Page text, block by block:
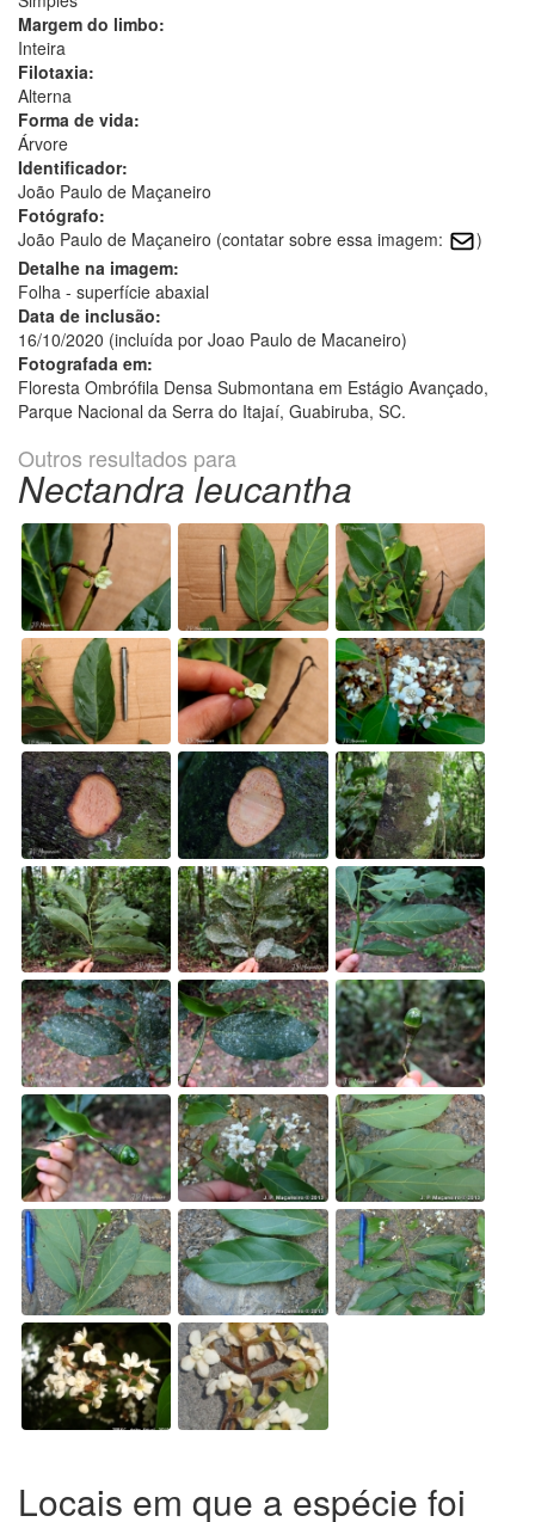
Margem do limbo:
Inteira
Filotaxia:
Alterna
Forma de vida:
Árvore
Identificador:
João Paulo de Maçaneiro
Fotógrafo:
João Paulo de Maçaneiro (contatar sobre essa imagem:
)
Detalhe na imagem:
Folha - superfície abaxial
Data de inclusão:
16/10/2020 (incluída por Joao Paulo de Macaneiro)
Fotografada em:
Floresta Ombrófila Densa Submontana em Estágio Avançado,
Parque Nacional da Serra do Itajaí, Guabiruba, SC.
Outros resultados para
Nectandra leucantha
Locais em que a espécie foi